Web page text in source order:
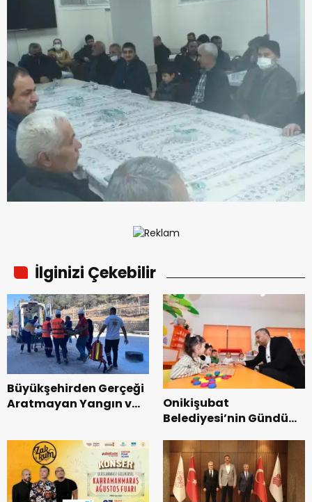
İlginizi Çekebilir
Büyükşehirden Gerçeği
Aratmayan Yangın ve
Onikişubat
Belediyesi’nin Gündüz
dönemin ön kayıtları
başladı.